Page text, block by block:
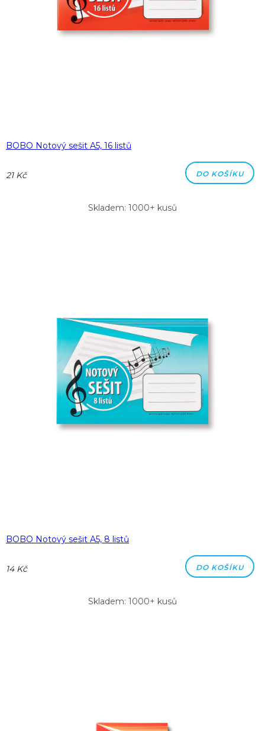
BOBO Notový sešit A5, 16 listů
21 Kč DO KOŠÍKU
Skladem: 1000+ kusů
BOBO Notový sešit A5, 8 listů
14 Kč DO KOŠÍKU
Skladem: 1000+ kusů